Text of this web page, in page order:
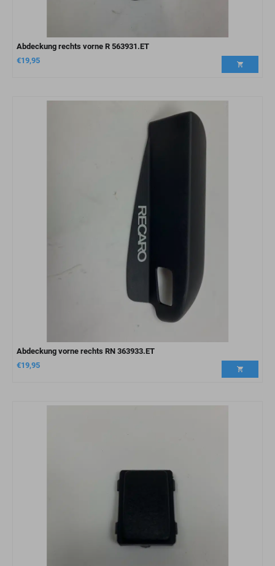
Abdeckung rechts vorne R 563931.ET
€19,95
Abdeckung vorne rechts RN 363933.ET
€19,95